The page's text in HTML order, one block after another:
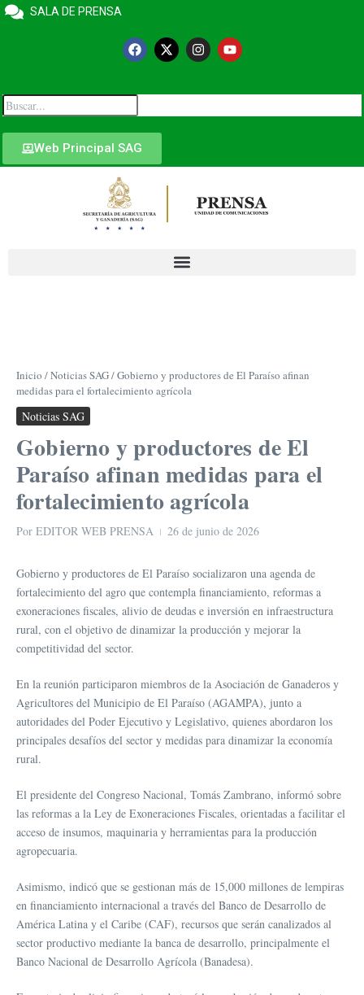
SALA DE PRENSA
Web Principal SAG
Inicio /Noticias SAG/Gobierno y productores de El Paraíso afinan
medidas para el fortalecimiento agrícola
Noticias SAG
Gobierno y productores de El
Paraíso afinan medidas para el
fortalecimiento agrícola
Por EDITOR WEB PRENSA 26 de junio de 2026
Gobierno y productores de El Paraíso socializaron una agenda de
fortalecimiento del agro que contempla financiamiento, reformas a
exoneraciones fiscales, alivio de deudas e inversión en infraestructura
rural, con el objetivo de dinamizar la producción y mejorar la
competitividad del sector.
En la reunión participaron miembros de la Asociación de Ganaderos y
Agricultores del Municipio de El Paraíso (AGAMPA), junto a
autoridades del Poder Ejecutivo y Legislativo, quienes abordaron los
principales desafíos del sector y medidas para dinamizar la economía
rural.
El presidente del Congreso Nacional, Tomás Zambrano, informó sobre
las reformas a la Ley de Exoneraciones Fiscales, orientadas a facilitar el
acceso de insumos, maquinaria y herramientas para la producción
agropecuaria.
Asimismo, indicó que se gestionan más de 15,000 millones de lempiras
en financiamiento internacional a través del Banco de Desarrollo de
América Latina y el Caribe (CAF), recursos que serán canalizados al
sector productivo mediante la banca de desarrollo, principalmente el
Banco Nacional de Desarrollo Agrícola (Banadesa).